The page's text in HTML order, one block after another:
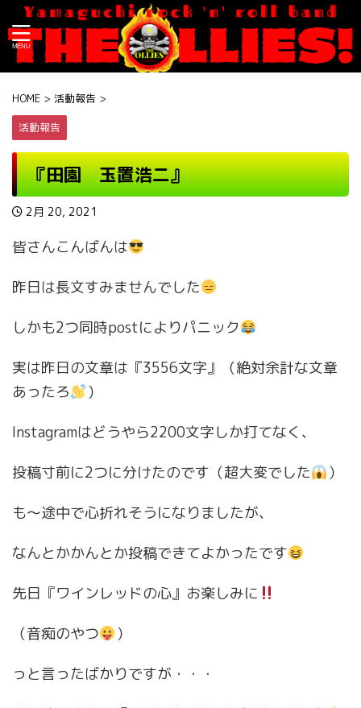
HOME > 活動報告 >
活動報告
『田園 玉置浩二』
2月 20, 2021
皆さんこんばんは
昨日は長文すみませんでした
しかも2つ同時postによりパニック
実は昨日の文章は『3556文字』（絶対余計な文章
あったろ
）
Instagramはどうやら2200文字しか打てなく、
投稿寸前に2つに分けたのです（超大変でした
）
も〜途中で心折れそうになりましたが、
なんとかかんとか投稿できてよかったです
先日『ワインレッドの心』お楽しみに
（音痴のやつ
）
っと言ったばかりですが・・・